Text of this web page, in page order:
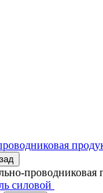
проводниковая
силовой